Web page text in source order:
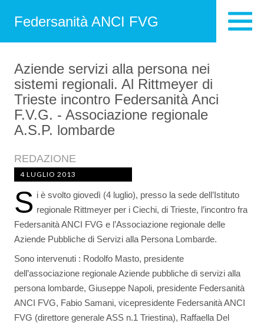
Federsanità ANCI FVG
Aziende servizi alla persona nei
sistemi regionali. Al Rittmeyer di
Trieste incontro Federsanità Anci
F.V.G. - Associazione regionale
A.S.P. lombarde
REDAZIONE
4 LUGLIO 2013
S i è svolto giovedì (4 luglio), presso la sede dell’Istituto
regionale Rittmeyer per i Ciechi, di Trieste, l’incontro fra
Federsanità ANCI FVG e l’Associazione regionale delle
Aziende Pubbliche di Servizi alla Persona Lombarde.
Sono intervenuti : Rodolfo Masto, presidente
dell’associazione regionale Aziende pubbliche di servizi alla
persona lombarde, Giuseppe Napoli, presidente Federsanità
ANCI FVG, Fabio Samani, vicepresidente Federsanità ANCI
FVG (direttore generale ASS n.1 Triestina), Raffaella Del